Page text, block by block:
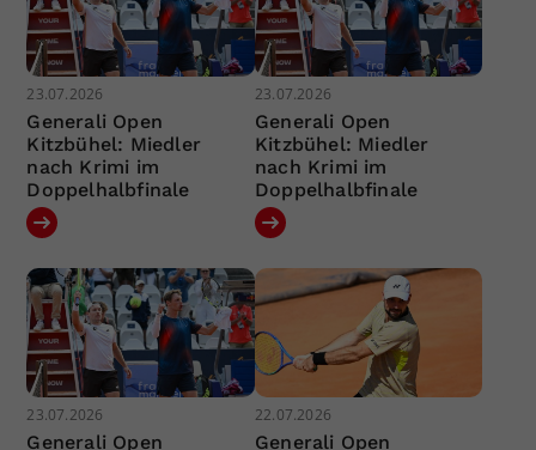
23.07.2026
Generali Open
Kitzbühel: Miedler
nach Krimi im
Doppelhalbfinale
23.07.2026
Generali Open
Kitzbühel: Miedler
nach Krimi im
Doppelhalbfinale
23.07.2026
Generali Open
22.07.2026
Generali Open